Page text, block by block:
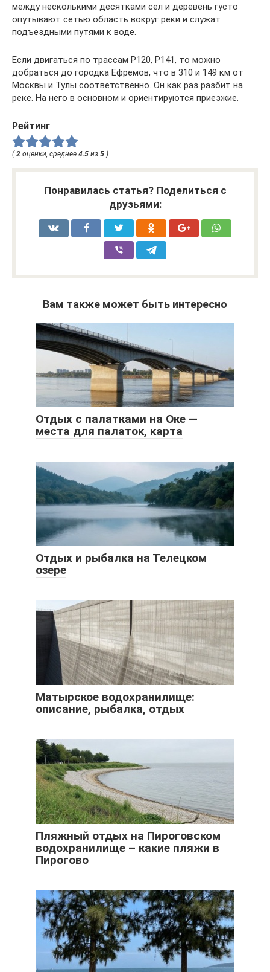
между несколькими десятками сел и деревень густо
опутывают сетью область вокруг реки и служат
подъездными путями к воде.
Если двигаться по трассам Р120, Р141, то можно
добраться до городка Ефремов, что в 310 и 149 км от
Москвы и Тулы соответственно. Он как раз разбит на
реке. На него в основном и ориентируются приезжие.
Рейтинг
( 2 оценки, среднее 4.5 из 5 )
Понравилась статья? Поделиться с
друзьями:
Вам также может быть интересно
Отдых с палатками на Оке —
места для палаток, карта
Отдых и рыбалка на Телецком
озере
Матырское водохранилище:
описание, рыбалка, отдых
Пляжный отдых на Пироговском
водохранилище – какие пляжи в
Пирогово